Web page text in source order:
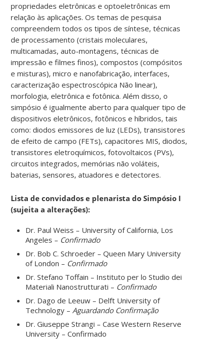
propriedades eletrônicas e optoeletrônicas em
relação às aplicações. Os temas de pesquisa
compreendem todos os tipos de síntese, técnicas
de processamento (cristais moleculares,
multicamadas, auto-montagens, técnicas de
impressão e filmes finos), compostos (compósitos
e misturas), micro e nanofabricação, interfaces,
caracterização espectroscópica Não linear),
morfologia, eletrônica e fotônica. Além disso, o
simpósio é igualmente aberto para qualquer tipo de
dispositivos eletrônicos, fotônicos e híbridos, tais
como: diodos emissores de luz (LEDs), transistores
de efeito de campo (FETs), capacitores MIS, diodos,
transistores eletroquímicos, fotovoltaicos (PVs),
circuitos integrados, memórias não voláteis,
baterias, sensores, atuadores e detectores.
Lista de convidados e plenarista do Simpósio I
(sujeita a alterações):
Dr. Paul Weiss – University of California, Los
Angeles – Confirmado
Dr. Bob C. Schroeder – Queen Mary University
of London – Confirmado
Dr. Stefano Toffain – Instituto per lo Studio dei
Materiali Nanostrutturati – Confirmado
Dr. Dago de Leeuw – Delft University of
Technology – Aguardando Confirmação
Dr. Giuseppe Strangi – Case Western Reserve
University – Confirmado